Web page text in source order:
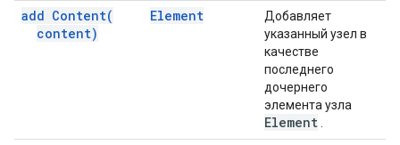
add Content(
content)
Element
Добавляет
указанный узел в
качестве
последнего
дочернего
элемента узла
Element